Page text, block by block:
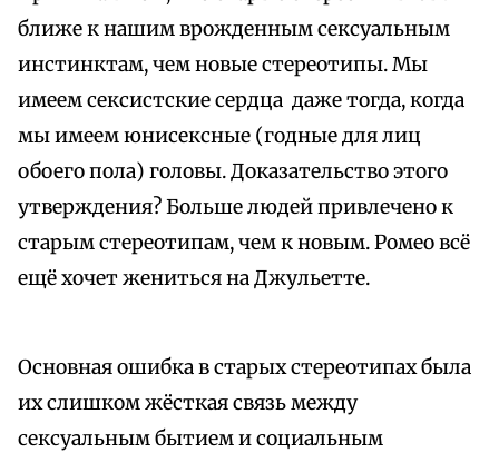
ближе к нашим врожденным сексуальным
инстинктам, чем новые стереотипы. Мы
имеем сексистские сердца даже тогда, когда
мы имеем юнисексные (годные для лиц
обоего пола) головы. Доказательство этого
утверждения? Больше людей привлечено к
старым стереотипам, чем к новым. Ромео всё
ещё хочет жениться на Джульетте.
Основная ошибка в старых стереотипах была
их слишком жёсткая связь между
сексуальным бытием и социальным